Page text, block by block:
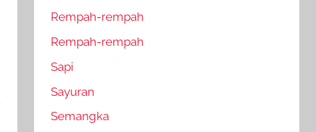
Rempah-rempah
Rempah-rempah
Sapi
Sayuran
Semangka